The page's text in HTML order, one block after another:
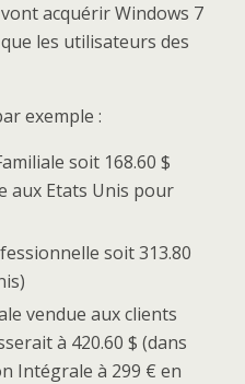
acquérir Windows 7
que les utilisateurs des
exemple :
soit 168.60 $
aux Etats Unis pour
soit 313.80
vendue aux clients
à 420.60 $ (dans
Intégrale à 299 € en